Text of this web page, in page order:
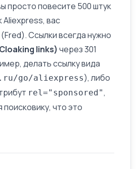
просто повесите 500 штук
Aliexpress, вас
Fred). Ссылки всегда нужно
links) через301
делать ссылку вида
go/aliexpress), либо
rel="sponsored",
что это